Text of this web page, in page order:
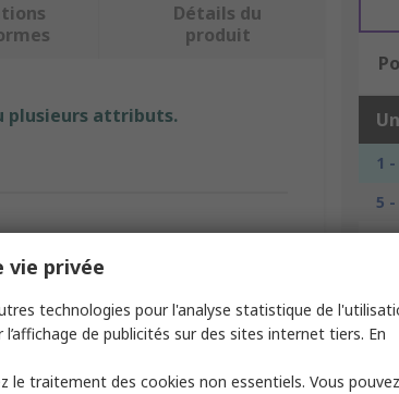
1 -
5 -
10
Détails du
produit
plusieurs attributs.
Rod Cylinder
vie privée
technologies pour l'analyse statistique de
de publicités sur des sites internet tiers. En
le traitement des cookies non essentiels. Vous pouvez